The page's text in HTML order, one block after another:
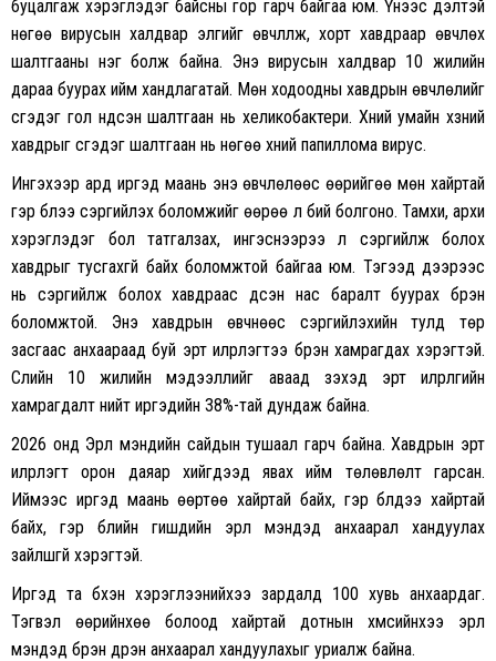
буцалгаж хэрэглэдэг байсны гор гарч байгаа юм. Үүнээс үүдэлтэй
нөгөө вирусын халдвар элгийг өвчлүүлж, хорт хавдраар өвчлөх
шалтгааны нэг болж байна. Энэ вирусын халдвар 10 жилийн
дараа буурах ийм хандлагатай. Мөн ходоодны хавдрын өвчлөлийг
үүсгэдэг гол үндсэн шалтгаан нь хеликобактери. Хүний умайн хүзүүний
хавдрыг үүсгэдэг шалтгаан нь нөгөө хүний папиллома вирус.
Ингэхээр ард иргэд маань энэ өвчлөлөөс өөрийгөө мөн хайртай
гэр бүлээ сэргийлэх боломжийг өөрөө л бий болгоно. Тамхи, архи
хэрэглэдэг бол татгалзах, ингэснээрээ л сэргийлж болох
хавдрыг тусгахгүй байх боломжтой байгаа юм. Тэгээд дээрээс
нь сэргийлж болох хавдраас үүдсэн нас баралт буурах бүрэн
боломжтой. Энэ хавдрын өвчнөөс сэргийлэхийн тулд төр
засгаас анхаараад буй эрт илрүүлэгтээ бүрэн хамрагдах хэрэгтэй.
Сүүлийн 10 жилийн мэдээллийг аваад үзэхэд эрт илрүүлгийн
хамрагдалт нийт иргэдийн 38%-тай дундаж байна.
2026 онд Эрүүл мэндийн сайдын тушаал гарч байна. Хавдрын эрт
илрүүлэгт орон даяар хийгдээд явах ийм төлөвлөлт гарсан.
Иймээс иргэд маань өөртөө хайртай байх, гэр бүлдээ хайртай
байх, гэр бүлийн гишүүдийн эрүүл мэндэд анхаарал хандуулах
зайлшгүй хэрэгтэй.
Иргэд та бүхэн хэрэглээнийхээ зардалд 100 хувь анхаардаг.
Тэгвэл өөрийнхөө болоод хайртай дотнын хүмүүсийнхээ эрүүл
мэндэд бүрэн дүүрэн анхаарал хандуулахыг уриалж байна.